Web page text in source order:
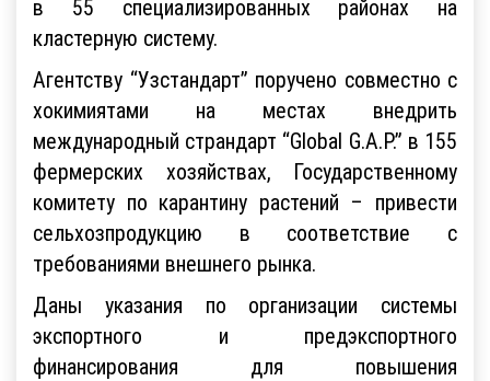
в 55 специализированных районах на
кластерную систему.
Агентству “Узстандарт” поручено совместно с
хокимиятами на местах внедрить
международный страндарт “Global G.A.P.” в 155
фермерских хозяйствах, Государственному
комитету по карантину растений – привести
сельхозпродукцию в соответствие с
требованиями внешнего рынка.
Даны указания по организации системы
экспортного и предэкспортного
финансирования для повышения